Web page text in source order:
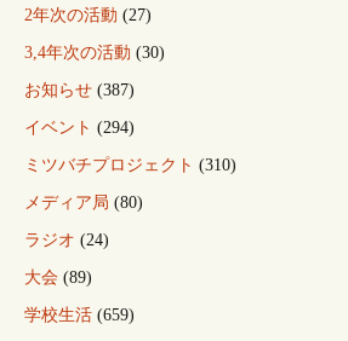
2年次の活動 (27)
3,4年次の活動 (30)
お知らせ (387)
イベント (294)
ミツバチプロジェクト (310)
メディア局 (80)
ラジオ (24)
大会 (89)
学校生活 (659)